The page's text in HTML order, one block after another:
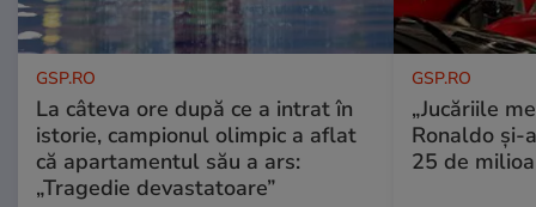
GSP.RO
La câteva ore după ce a intrat în
istorie, campionul olimpic a aflat
că apartamentul său a ars:
„Tragedie devastatoare”
GSP.RO
„Jucăriile
Ronaldo și-
25 de